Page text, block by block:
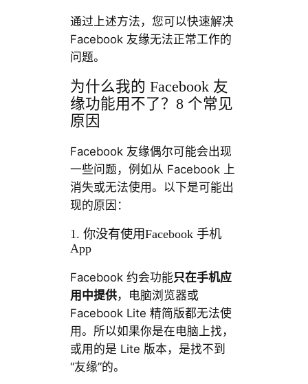
通过上述方法，您可以快速解决
Facebook 友缘无法正常工作的
问题。
为什么我的 Facebook 友
缘功能用不了？8 个常见
原因
Facebook 友缘偶尔可能会出现
一些问题，例如从 Facebook 上
消失或无法使用。以下是可能出
现的原因：
1. 你没有使用Facebook 手机
App
Facebook 约会功能只在手机应
用中提供，电脑浏览器或
Facebook Lite 精简版都无法使
用。所以如果你是在电脑上找，
或用的是 Lite 版本，是找不到
“友缘”的。